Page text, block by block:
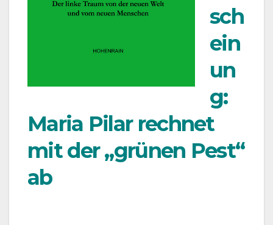
sch
ein
un
g:
Maria Pilar rechnet
mit der „grünen Pest“
ab